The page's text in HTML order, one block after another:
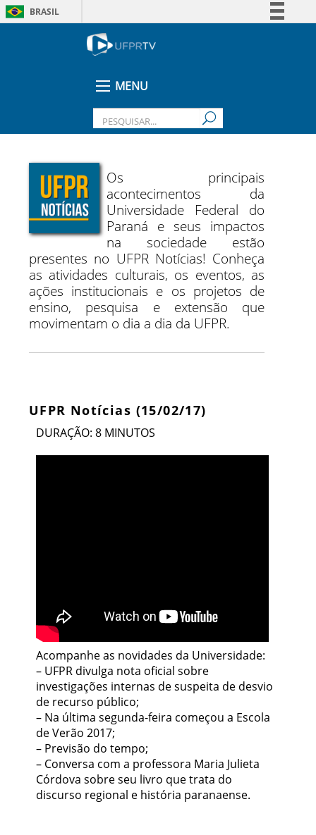
BRASIL
Legislação
MENU
Os principais
acontecimentos da
Universidade Federal do
Paraná e seus impactos
na sociedade estão
presentes no UFPR Notícias! Conheça
as atividades culturais, os eventos, as
ações institucionais e os projetos de
ensino, pesquisa e extensão que
movimentam o dia a dia da UFPR.
UFPR Notícias (15/02/17)
DURAÇÃO: 8 MINUTOS
Acompanhe as novidades da Universidade:
– UFPR divulga nota oficial sobre
investigações internas de suspeita de desvio
de recurso público;
– Na última segunda-feira começou a Escola
de Verão 2017;
– Previsão do tempo;
– Conversa com a professora Maria Julieta
Córdova sobre seu livro que trata do
discurso regional e história paranaense.